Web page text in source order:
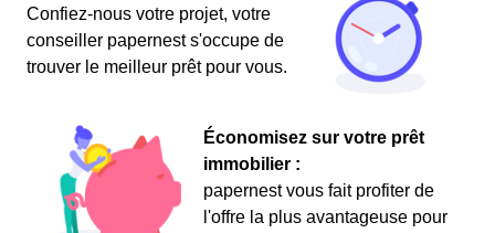
Confiez-nous votre projet, votre
conseiller papernest s'occupe de
trouver le meilleur prêt pour vous.
Économisez sur votre prêt
immobilier :
papernest vous fait profiter de
l'offre la plus avantageuse pour